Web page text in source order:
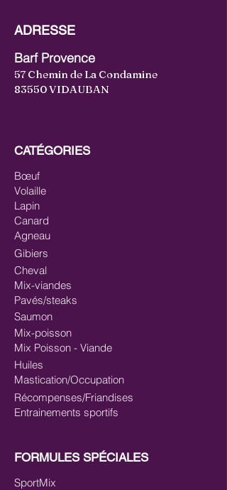
ADRESSE
Barf Provence
57 Chemin de La Condamine
83550 VIDAUBAN
CATÉGORIES
Bœuf
Volaille
Lapin
Canard
Agneau
Gibiers
Cheval
Mix-viandes
Pavés/steaks
Saumon
Mix-poisson
Mix Poisson - Viande
Huiles
Mastication/Occupation
Récompenses/Friandises
Entrainements sportifs
FORMULES SPÉCIALES
SportMix